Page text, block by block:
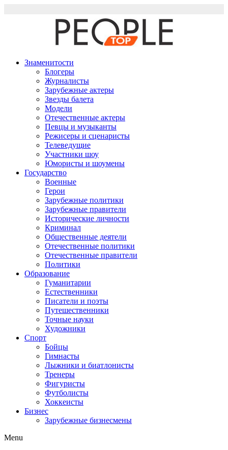
Знаменитости
Блогеры
Журналисты
Зарубежные актеры
Звезды балета
Модели
Отечественные актеры
Певцы и музыканты
Режисеры и сценаристы
Телеведущие
Участники шоу
Юмористы и шоумены
Государство
Военные
Герои
Зарубежные политики
Зарубежные правители
Исторические личности
Криминал
Общественные деятели
Отечественные политики
Отечественные правители
Политики
Образование
Гуманитарии
Естественники
Писатели и поэты
Путешественники
Точные науки
Художники
Спорт
Бойцы
Гимнасты
Лыжники и биатлонисты
Тренеры
Фигуристы
Футболисты
Хоккеисты
Бизнес
Зарубежные бизнесмены
Menu